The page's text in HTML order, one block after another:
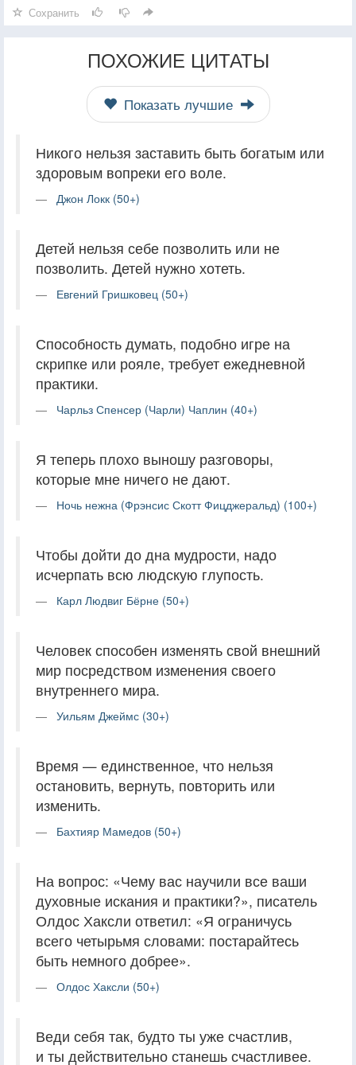
Сохранить
ПОХОЖИЕ ЦИТАТЫ
Показать лучшие
Никого нельзя заставить быть богатым или
здоровым вопреки его воле.
Джон Локк (50+)
Детей нельзя себе позволить или не
позволить. Детей нужно хотеть.
Евгений Гришковец (50+)
Способность думать, подобно игре на
скрипке или рояле, требует ежедневной
практики.
Чарльз Спенсер (Чарли) Чаплин (40+)
Я теперь плохо выношу разговоры,
которые мне ничего не дают.
Ночь нежна (Фрэнсис Скотт Фицджеральд) (100+)
Чтобы дойти до дна мудрости, надо
исчерпать всю людскую глупость.
Карл Людвиг Бёрне (50+)
Человек способен изменять свой внешний
мир посредством изменения своего
внутреннего мира.
Уильям Джеймс (30+)
Время — единственное, что нельзя
остановить, вернуть, повторить или
изменить.
Бахтияр Мамедов (50+)
На вопрос: «Чему вас научили все ваши
духовные искания и практики?», писатель
Олдос Хаксли ответил: «Я ограничусь
всего четырьмя словами: постарайтесь
быть немного добрее».
Олдос Хаксли (50+)
Веди себя так, будто ты уже счастлив,
и ты действительно станешь счастливее.